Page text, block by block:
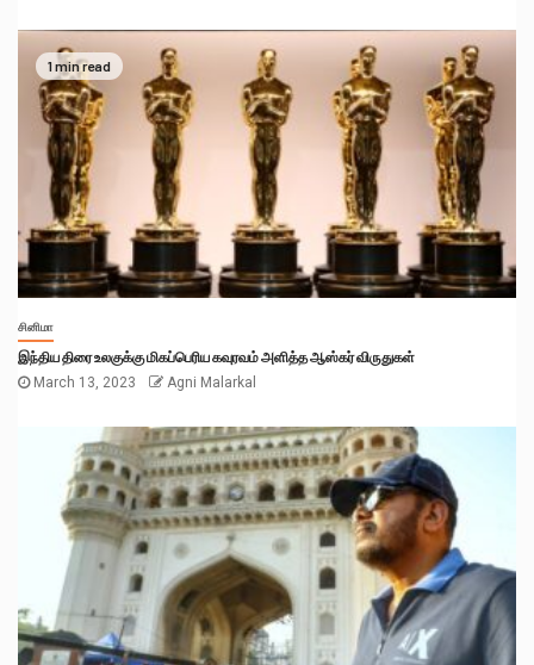
1 min read
சினிமா
இந்திய திரை உலகுக்கு மிகப்பெரிய கவுரவம் அளித்த ஆஸ்கர் விருதுகள்
March 13, 2023
Agni Malarkal